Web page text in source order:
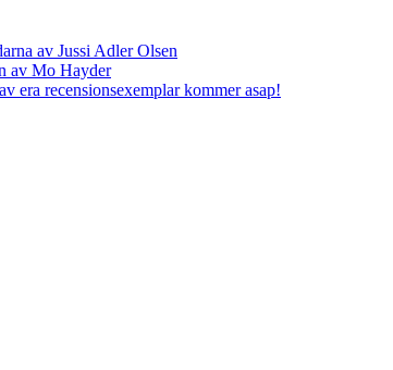
av Jussi Adler Olsen
av Mo Hayder
era recensionsexemplar kommer asap!